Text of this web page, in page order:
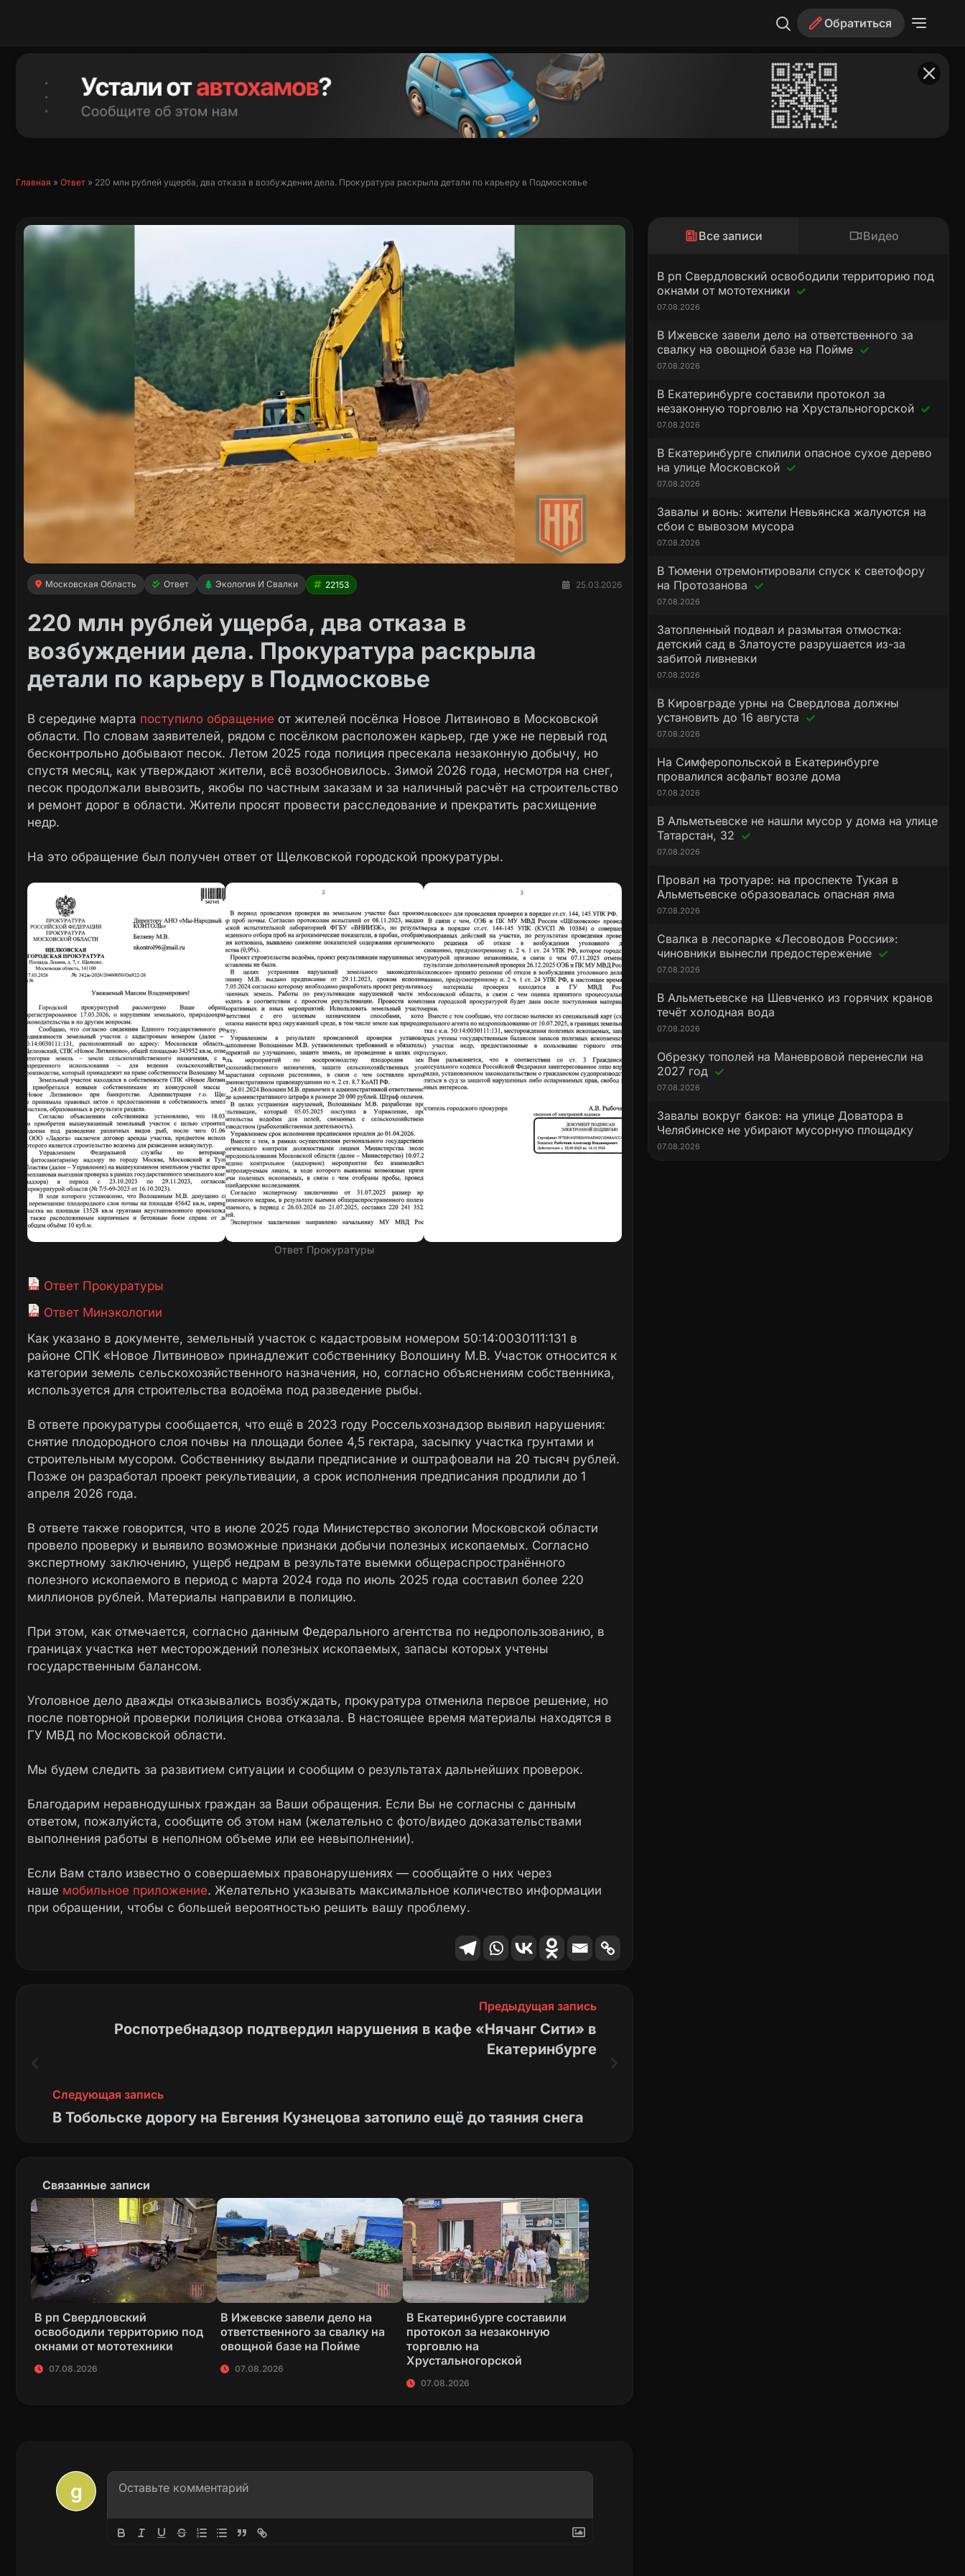
Обратиться
Главная » Ответ » 220 млн рублей ущерба, два отказа в возбуждении дела. Прокуратура раскрыла детали по карьеру в Подмосковье
Московская Область Ответ Экология И Свалки 22153 25.03.2026
220 млн рублей ущерба, два отказа в
возбуждении дела. Прокуратура раскрыла
детали по карьеру в Подмосковье
В середине марта поступило обращение от жителей посёлка Новое Литвиново в Московской
области. По словам заявителей, рядом с посёлком расположен карьер, где уже не первый год
бесконтрольно добывают песок. Летом 2025 года полиция пресекала незаконную добычу, но
спустя месяц, как утверждают жители, всё возобновилось. Зимой 2026 года, несмотря на снег,
песок продолжали вывозить, якобы по частным заказам и за наличный расчёт на строительство
и ремонт дорог в области. Жители просят провести расследование и прекратить расхищение
недр.
На это обращение был получен ответ от Щелковской городской прокуратуры.
Ответ Прокуратуры
Ответ Прокуратуры
Ответ Минэкологии
Как указано в документе, земельный участок с кадастровым номером 50:14:0030111:131 в
районе СПК «Новое Литвиново» принадлежит собственнику Волошину М.В. Участок относится к
категории земель сельскохозяйственного назначения, но, согласно объяснениям собственника,
используется для строительства водоёма под разведение рыбы.
В ответе прокуратуры сообщается, что ещё в 2023 году Россельхознадзор выявил нарушения:
снятие плодородного слоя почвы на площади более 4,5 гектара, засыпку участка грунтами и
строительным мусором. Собственнику выдали предписание и оштрафовали на 20 тысяч рублей.
Позже он разработал проект рекультивации, а срок исполнения предписания продлили до 1
апреля 2026 года.
В ответе также говорится, что в июле 2025 года Министерство экологии Московской области
провело проверку и выявило возможные признаки добычи полезных ископаемых. Согласно
экспертному заключению, ущерб недрам в результате выемки общераспространённого
полезного ископаемого в период с марта 2024 года по июль 2025 года составил более 220
миллионов рублей. Материалы направили в полицию.
При этом, как отмечается, согласно данным Федерального агентства по недропользованию, в
границах участка нет месторождений полезных ископаемых, запасы которых учтены
государственным балансом.
Уголовное дело дважды отказывались возбуждать, прокуратура отменила первое решение, но
после повторной проверки полиция снова отказала. В настоящее время материалы находятся в
ГУ МВД по Московской области.
Мы будем следить за развитием ситуации и сообщим о результатах дальнейших проверок.
Благодарим неравнодушных граждан за Ваши обращения. Если Вы не согласны с данным
ответом, пожалуйста, сообщите об этом нам (желательно с фото/видео доказательствами
выполнения работы в неполном объеме или ее невыполнении).
Если Вам стало известно о совершаемых правонарушениях — сообщайте о них через
наше мобильное приложение. Желательно указывать максимальное количество информации
при обращении, чтобы с большей вероятностью решить вашу проблему.
Предыдущая запись
Роспотребнадзор подтвердил нарушения в кафе «Нячанг Сити» в
Екатеринбурге
Следующая запись
В Тобольске дорогу на Евгения Кузнецова затопило ещё до таяния снега
Связанные записи
В рп Свердловский
освободили территорию под
окнами от мототехники
07.08.2026
В Ижевске завели дело на
ответственного за свалку на
овощной базе на Пойме
07.08.2026
В Екатеринбурге составили
протокол за незаконную
торговлю на
Хрустальногорской
07.08.2026
Все записи Видео
В рп Свердловский освободили территорию под
окнами от мототехники
07.08.2026
В Ижевске завели дело на ответственного за
свалку на овощной базе на Пойме
07.08.2026
В Екатеринбурге составили протокол за
незаконную торговлю на Хрустальногорской
07.08.2026
В Екатеринбурге спилили опасное сухое дерево
на улице Московской
07.08.2026
Завалы и вонь: жители Невьянска жалуются на
сбои с вывозом мусора
07.08.2026
В Тюмени отремонтировали спуск к светофору
на Протозанова
07.08.2026
Затопленный подвал и размытая отмостка:
детский сад в Златоусте разрушается из-за
забитой ливневки
07.08.2026
В Кировграде урны на Свердлова должны
установить до 16 августа
07.08.2026
На Симферопольской в Екатеринбурге
провалился асфальт возле дома
07.08.2026
В Альметьевске не нашли мусор у дома на улице
Татарстан, 32
07.08.2026
Провал на тротуаре: на проспекте Тукая в
Альметьевске образовалась опасная яма
07.08.2026
Свалка в лесопарке «Лесоводов России»:
чиновники вынесли предостережение
07.08.2026
В Альметьевске на Шевченко из горячих кранов
течёт холодная вода
07.08.2026
Обрезку тополей на Маневровой перенесли на
2027 год
07.08.2026
Завалы вокруг баков: на улице Доватора в
Челябинске не убирают мусорную площадку
07.08.2026